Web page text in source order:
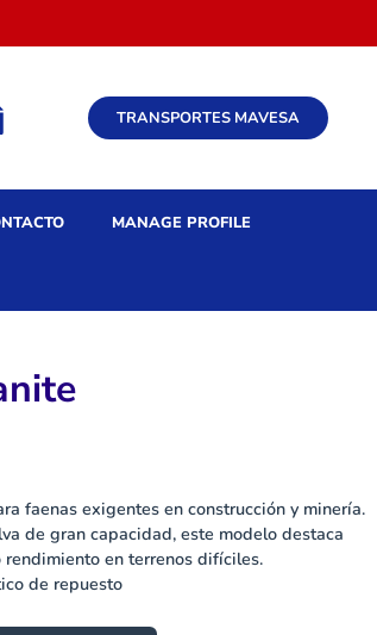
TRANSPORTES MAVESA
MANAGE PROFILE
faenas exigentes en construcción y minería.
de gran capacidad, este modelo destaca
en terrenos difíciles.
de repuesto